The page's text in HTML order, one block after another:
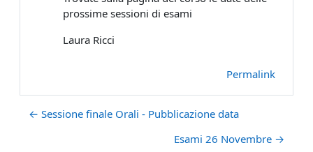
prossime sessioni di esami
Laura Ricci
Permalink
← Sessione finale Orali - Pubblicazione data
Esami 26 Novembre →